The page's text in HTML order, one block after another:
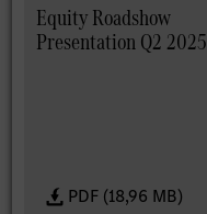
Equity Roadshow
Presentation Q2 2025
PDF (18,96 MB)